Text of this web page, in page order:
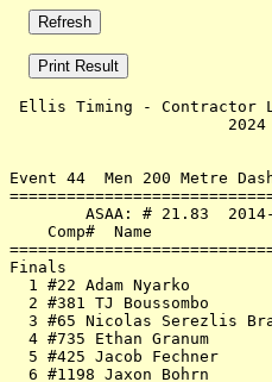
Ellis Timing -
Event 44  Men 200 Metre
ASAA: # 21.83
Comp#  Name
1 #22 Adam Nyarko
2 #381 TJ Boussombo
3 #65 Nicolas Serezlis
4 #735 Ethan Granum
5 #425 Jacob Fechner
6 #1198 Jaxon Bohrn